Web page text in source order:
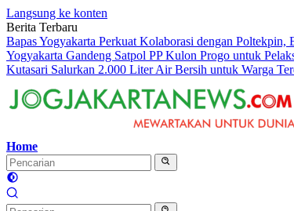
Langsung ke konten
Berita Terbaru
Bapas Yogyakarta Perkuat Kolaborasi dengan Poltekpin,
Yogyakarta Gandeng Satpol PP Kulon Progo untuk
Kutasari Salurkan 2.000 Liter Air Bersih untuk Warga
Home